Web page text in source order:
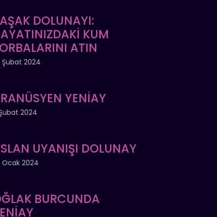
DOLUNAYI:
KUM
ATIN
Şubat 2024
YENİAY
2024
UYANIŞI DOLUNAY
Ocak 2024
BURCUNDA